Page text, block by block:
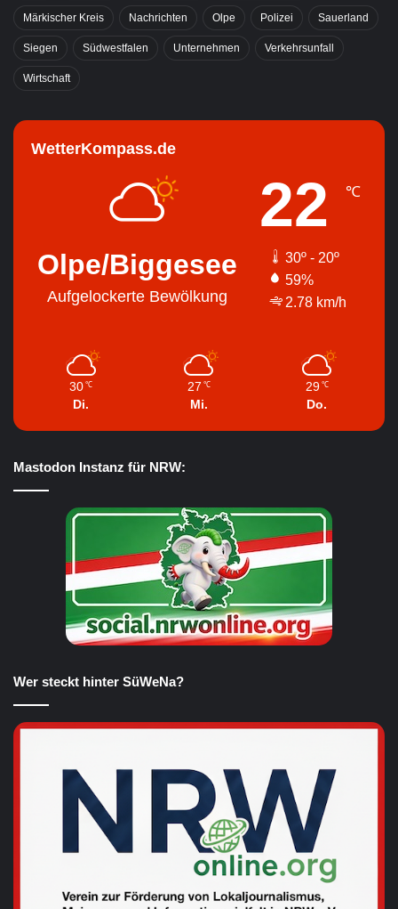
Märkischer Kreis Nachrichten Olpe Polizei Sauerland
Siegen Südwestfalen Unternehmen Verkehrsunfall
Wirtschaft
WetterKompass.de
Olpe/Biggesee
Aufgelockerte Bewölkung
22 ℃
30º - 20º
59%
2.78 km/h
30 ℃
Di.
27 ℃
Mi.
29 ℃
Do.
Mastodon Instanz für NRW:
Wer steckt hinter SüWeNa?